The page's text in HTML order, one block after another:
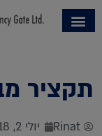
תקציר
Rinat יולי 2, 2018